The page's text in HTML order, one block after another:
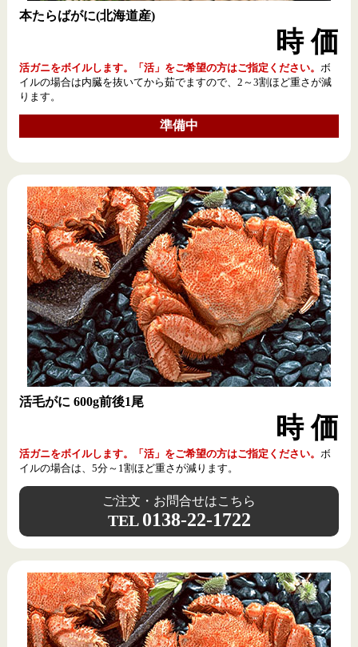
本たらばがに(北海道産)
時 価
活ガニをボイルします。「活」をご希望の方はご指定ください。 ボ
イルの場合は内臓を抜いてから茹でますので、2～3割ほど重さが減
ります。
準備中
活毛がに 600g前後1尾
時 価
活ガニをボイルします。「活」をご希望の方はご指定ください。 ボ
イルの場合は、5分～1割ほど重さが減ります。
ご注文・お問合せはこちら
TEL 0138-22-1722
■ 類似品にご注意ください ■
当店は函館朝市内に支店・姉妹店などを開いておりません。
イカの耳をはずした残りの先端部分です。わざわざこの部
分だけを求める口の肥えたお客様が多く、今まではお断り
していましたが、数量限定での販売です。イカの旨味がギ
ュッと詰まった絶品の味と、コリコリした食感もお楽しみ
ください。